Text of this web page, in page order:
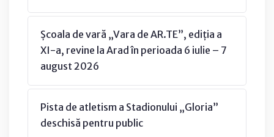
Școala de vară „Vara de AR.TE”, ediția a
XI-a, revine la Arad în perioada 6 iulie – 7
august 2026
Pista de atletism a Stadionului „Gloria”
deschisă pentru public